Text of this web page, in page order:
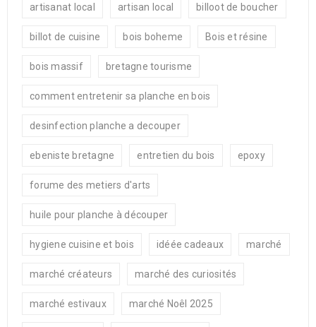
artisanat local artisan local billoot de boucher
billot de cuisine bois boheme Bois et résine
bois massif bretagne tourisme
comment entretenir sa planche en bois
desinfection planche a decouper
ebeniste bretagne entretien du bois epoxy
forume des metiers d'arts
huile pour planche à découper
hygiene cuisine et bois idéée cadeaux marché
marché créateurs marché des curiosités
marché estivaux marché Noêl 2025